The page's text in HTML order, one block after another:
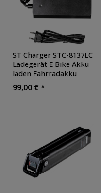
ST Charger STC-8137LC
Ladegerät E Bike Akku
laden Fahrradakku
Ladegerät 3A 36V
Ladekabel Ebike Li-Ion
99,00 € *